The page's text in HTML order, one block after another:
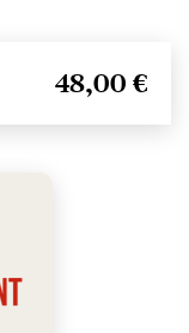
48,00 €